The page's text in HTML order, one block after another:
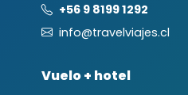
+56 9 8199 1292
info@travelviajes.cl
Vuelo + hotel